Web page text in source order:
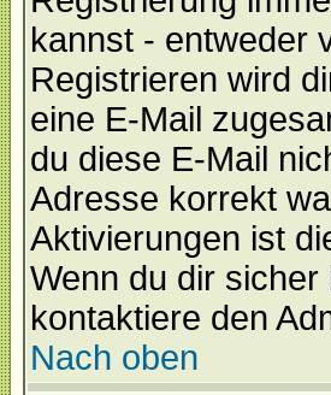
kannst - entweder
Registrieren wird
eine E-Mail
du diese E-Mail
Adresse korrekt
Aktivierungen ist
Wenn du dir
kontaktiere den
Nach oben